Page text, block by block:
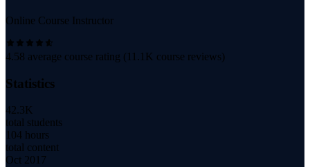
Online Course Instructor
4.58 average course rating ( 11.1K course reviews)
Statistics
42.3K
total students
104 hours
total content
Oct 2017